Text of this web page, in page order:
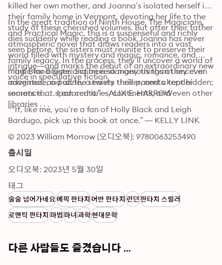
killed her own mother, and Joanna’s isolated herself in
their family home in Vermont, devoting her life to the
study of these cherished volumes. But after their father
dies suddenly while reading a book Joanna has never
seen before, the sisters must reunite to preserve their
family legacy. In the process, they’ll uncover a world of
magic far bigger and more dangerous than they ever
imagined, and all the secrets their parents kept hidden;
secrets that span centuries, continents, and even other
libraries . . .
In the great tradition of Ninth House, The Magicians,
and Practical Magic, this is a suspenseful and richly
atmospheric novel that draws readers into a vast
world filled with mystery and magic, romance, and
intrigue—and marks the debut of an extraordinary new
voice in speculative fiction.
""Ink Blood Sister Scribe is so many things at once: an
adventure, a puzzle, a twisty thriller, and a tender
romance. . . . I adored it.” – ALIX E. HARROW
""If, like me, you’re a fan of Holly Black and Leigh
Bardugo, pick up this book at once.” — KELLY LINK
© 2023 William Morrow (오디오북): 9780063253490
출시일
오디오북: 2023년 5월 30일
태그
술술 넘어가네요에픽 판타지어반 판타지런던판타지 스릴러
로맨틱 판타지마법마녀과학현대문학
다른 사람들도 즐겼습니다 ...